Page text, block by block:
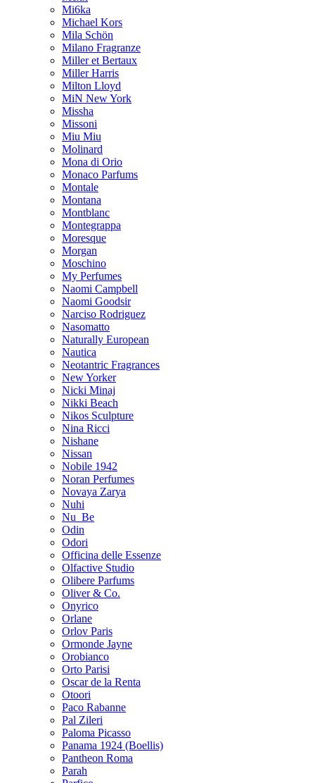
Mi6ka
Michael Kors
Mila Schön
Milano Fragranze
Miller et Bertaux
Miller Harris
Milton Lloyd
MiN New York
Missha
Missoni
Miu Miu
Molinard
Mona di Orio
Monaco Parfums
Montale
Montana
Montblanc
Montegrappa
Moresque
Morgan
Moschino
My Perfumes
Naomi Campbell
Naomi Goodsir
Narciso Rodriguez
Nasomatto
Naturally European
Nautica
Neotantric Fragrances
New Yorker
Nicki Minaj
Nikki Beach
Nikos Sculpture
Nina Ricci
Nishane
Nissan
Nobile 1942
Noran Perfumes
Novaya Zarya
Nuhi
Nu_Be
Odin
Odori
Officina delle Essenze
Olfactive Studio
Olibere Parfums
Oliver & Co.
Onyrico
Orlane
Orlov Paris
Ormonde Jayne
Orobianco
Orto Parisi
Oscar de la Renta
Otoori
Paco Rabanne
Pal Zileri
Paloma Picasso
Panama 1924 (Boellis)
Pantheon Roma
Parah